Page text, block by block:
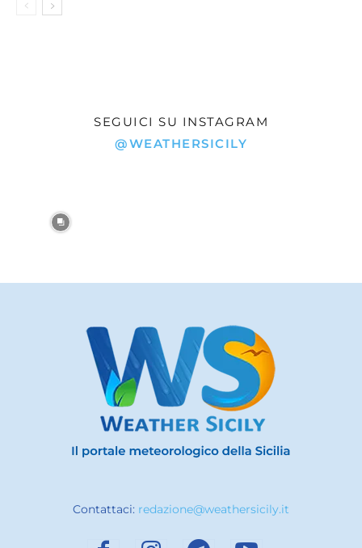
SEGUICI SU INSTAGRAM
@WEATHERSICILY
Contattaci: redazione@weathersicily.it